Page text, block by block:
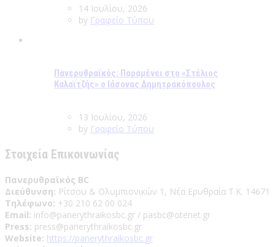
14 Ιουλίου, 2026
by Γραφείο Τύπου
Πανερυθραϊκός: Παραμένει στο «Στέλιος
Καλαϊτζής» ο Ιάσονας Δημητρακόπουλος
13 Ιουλίου, 2026
by Γραφείο Τύπου
Στοιχεία Επικοινωνίας
Πανερυθραϊκός BC
Διεύθυνση: Ρίτσου & Ολυμπιονικών 1, Νέα Ερυθραία Τ.Κ. 14671
Τηλέφωνο: +30 210 62 00 024
Email: info@panerythraikosbc.gr / pasbc@otenet.gr
Press: press@panerythraikosbc.gr
Website: https://panerythraikosbc.gr